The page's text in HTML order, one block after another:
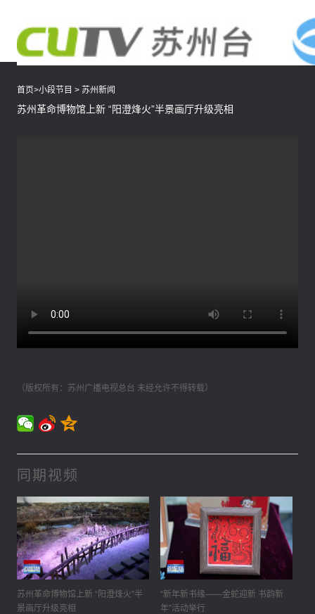
首页>小段节目 > 苏州新闻
苏州革命博物馆上新 “阳澄烽火”半景画厅升级亮相
（版权所有：苏州广播电视总台 未经允许不得转载）
同期视频
苏州革命博物馆上新 “阳澄烽火”半
景画厅升级亮相
“新年新书缘——金蛇迎新 书韵新
年”活动举行